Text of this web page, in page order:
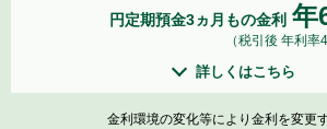
円定期預金3ヵ月もの金利 年
（税引後 年利率
詳しくはこちら
金利環境の変化等により金利を変更